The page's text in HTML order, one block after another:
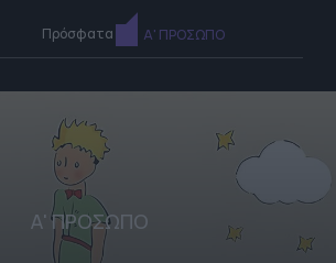
Πρόσφατα Α' ΠΡΟΣΩΠΟ
Α' ΠΡΟΣΩΠΟ